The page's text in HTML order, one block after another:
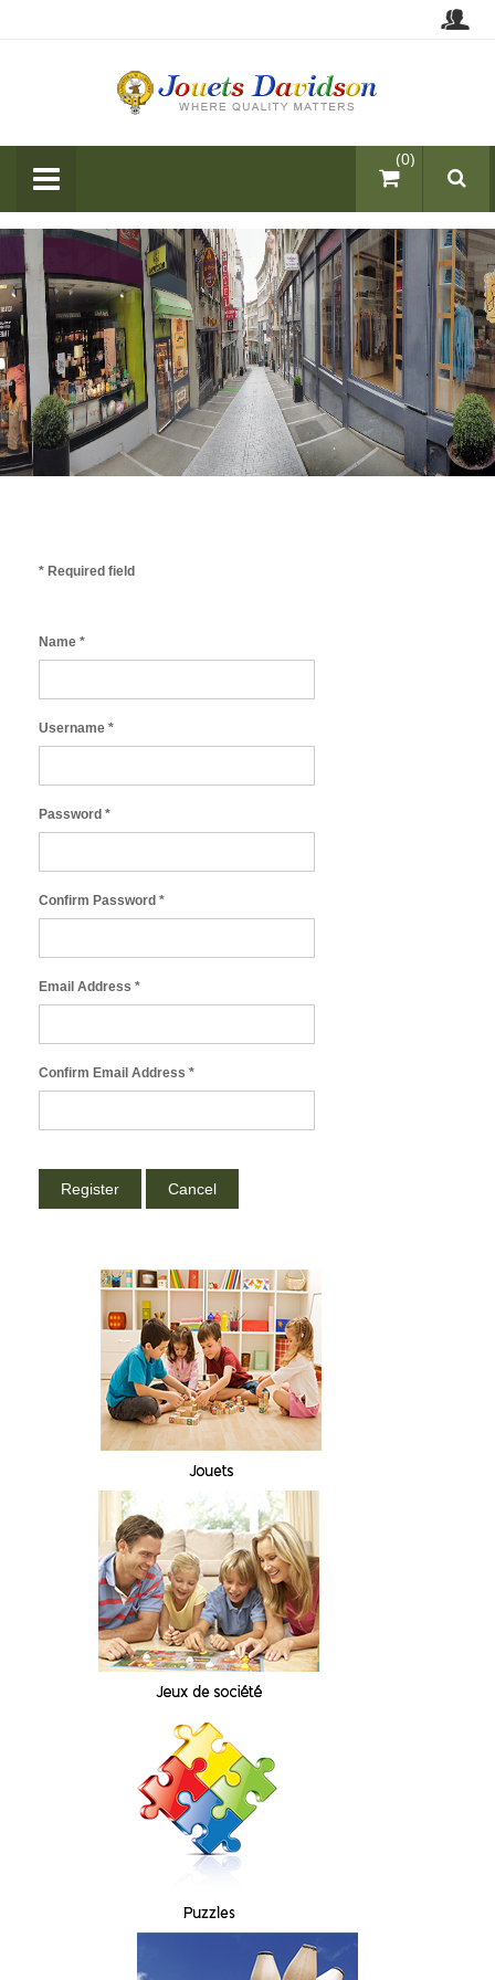
items (0)
* Required field
Name *
Username *
Password *
Confirm Password *
Email Address *
Confirm Email Address *
Register Cancel